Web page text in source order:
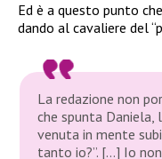
Ed è a questo punto che
dando al cavaliere del
La redazione non
che spunta Daniela,
venuta in mente
tanto io?”. […] Io